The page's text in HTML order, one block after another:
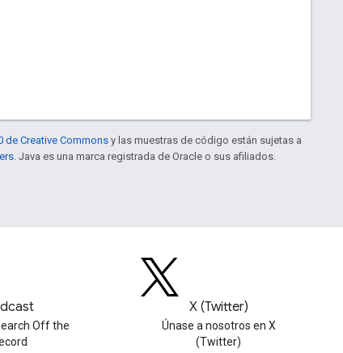
de Creative Commonsy las muestras de código están sujetas a
. Java es una marca registrada de Oracle o sus afiliados.
Off the
X (Twitter)
Únase a nosotros en X
(Twitter)